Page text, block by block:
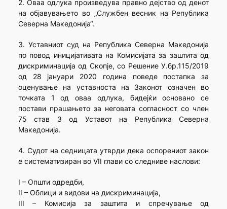
2. Оваа одлука произведува правно дејство од денот
на објавувањето во „Службен весник на Република
Северна Македонија“.
3. Уставниот суд на Република Северна Македонија
по повод иницијативата на Комисијата за заштита од
дискриминација од Скопје, со Решение У.бр.115/2019
од 28 јануари 2020 година поведе постапка за
оценување на уставноста на Законот означен во
точката 1 од оваа одлука, бидејќи основано се
постави прашањето за неговата согласност со член
75 став 3 од Уставот на Република Северна
Македонија.
4. Судот на седницата утврди дека оспорениот закон
е систематизиран во VII глави со следниве наслови:
I – Општи одредби,
II – Облици и видови на дискриминација,
III – Комисија за заштита и спречување од